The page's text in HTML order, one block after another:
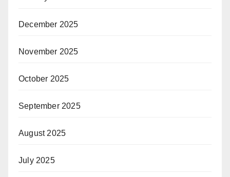
December 2025
November 2025
October 2025
September 2025
August 2025
July 2025